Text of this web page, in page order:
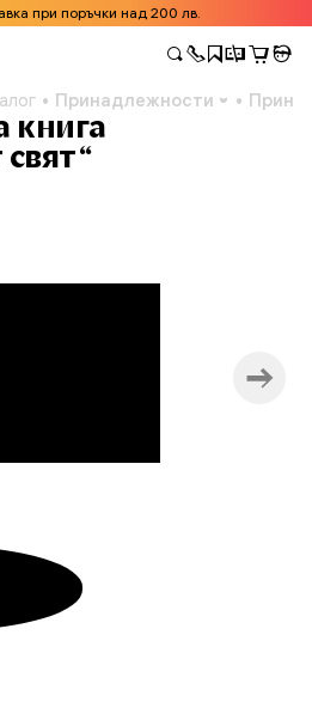
при поръчки над 200 лв.
Принадлежности
книга